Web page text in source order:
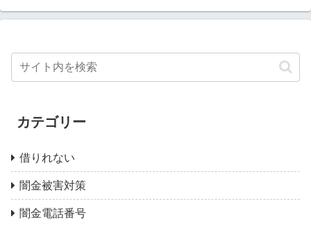
カテゴリー
借りれない
闇金被害対策
闇金電話番号